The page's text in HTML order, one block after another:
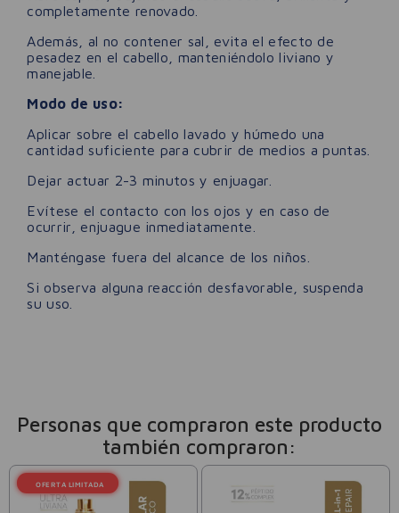
completamente renovado.
Además, al no contener sal, evita el efecto de
pesadez en el cabello, manteniéndolo liviano y
manejable.
Modo de uso:
Aplicar sobre el cabello lavado y húmedo una
cantidad suficiente para cubrir de medios a puntas.
Dejar actuar 2-3 minutos y enjuagar.
Evítese el contacto con los ojos y en caso de
ocurrir, enjuague inmediatamente.
Manténgase fuera del alcance de los niños.
Si observa alguna reacción desfavorable, suspenda
su uso.
Personas que compraron este producto
también compraron: